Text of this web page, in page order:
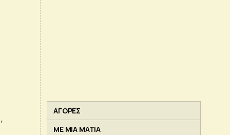
ΑΓΟΡΕΣ
ΜΕ ΜΙΑ ΜΑΤΙΑ